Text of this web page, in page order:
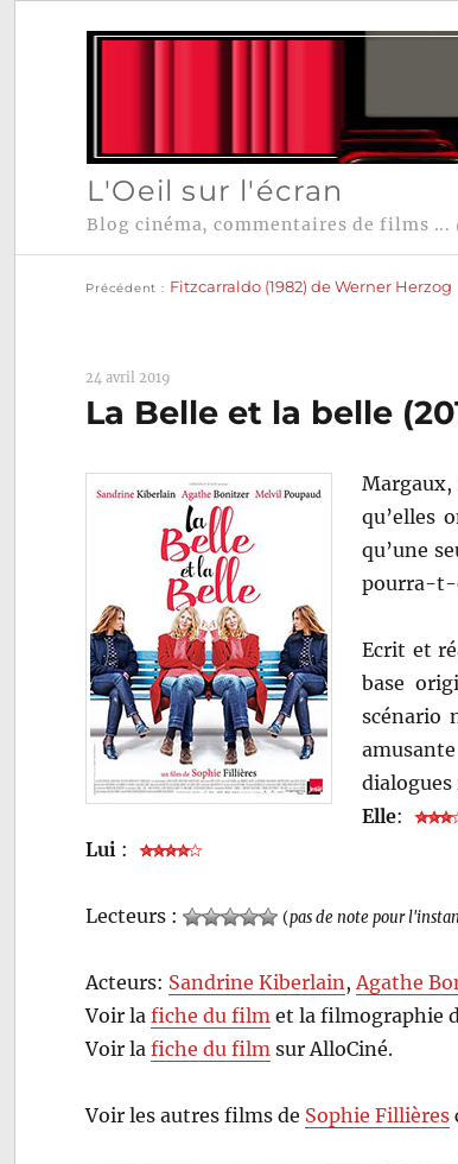
L'Oeil sur l'écran
Blog cinéma, commentaires de films ...
Navigation
Précédent Fitzcarraldo (1982) de Werner Herzog
24 avril 2019
La Belle et la belle
Margaux,
qu’elles
qu’une
pourra-t-
Ecrit et
base
scénario
dialogues
Elle:
Lui :
Lecteurs : (pas de note pour
Acteurs: Sandrine Kiberlain , Agathe
Voir lafiche du film et la filmographie
Voir lafiche du film sur AlloCiné.
Voir les autres films de Sophie Fillières